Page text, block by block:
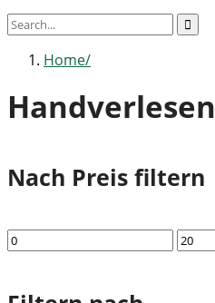
Home
Handverlesen
Nach Preis filtern
Min.
Preis
Max.
Preis